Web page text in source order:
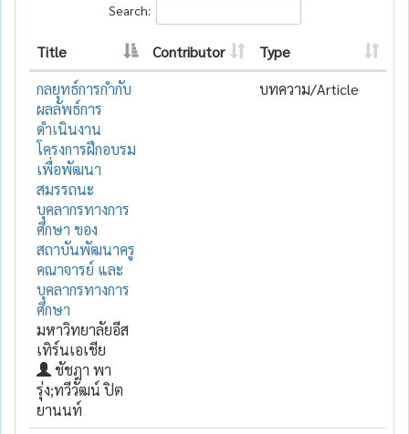
Search:
Title Contributor
Type
กลยุทธ์การกำกับ
ผลลัพธ์การ
ดำเนินงาน
โครงการฝึกอบรม
เพื่อพัฒนา
สมรรถนะ
บุคลากรทางการ
ศึกษา ของ
สถาบันพัฒนาครู
คณาจารย์ และ
บุคลากรทางการ
ศึกษา
มหาวิทยาลัยอีส
เทิร์นเอเชีย
ชัชฎา พา
รุ่ง;ทวีวัฒน์ ปิต
ยานนท์
บทความ/Article